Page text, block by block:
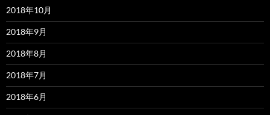
2018年10月
2018年9月
2018年8月
2018年7月
2018年6月